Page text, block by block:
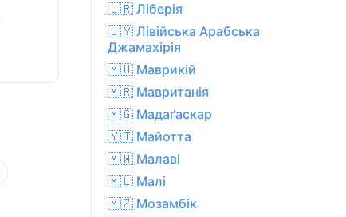
🇱🇷 Ліберія
🇱🇾 Лівійська Арабська
Джамахірія
🇲🇺 Маврикій
🇲🇷 Мавританія
🇲🇬 Мадаґаскар
🇾🇹 Майотта
🇲🇼 Малаві
🇲🇱 Малі
🇲🇿 Мозамбік